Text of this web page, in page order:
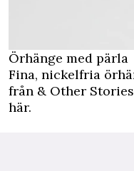
Örhänge med pärla
Fina, nickelfria
från & Other
här.